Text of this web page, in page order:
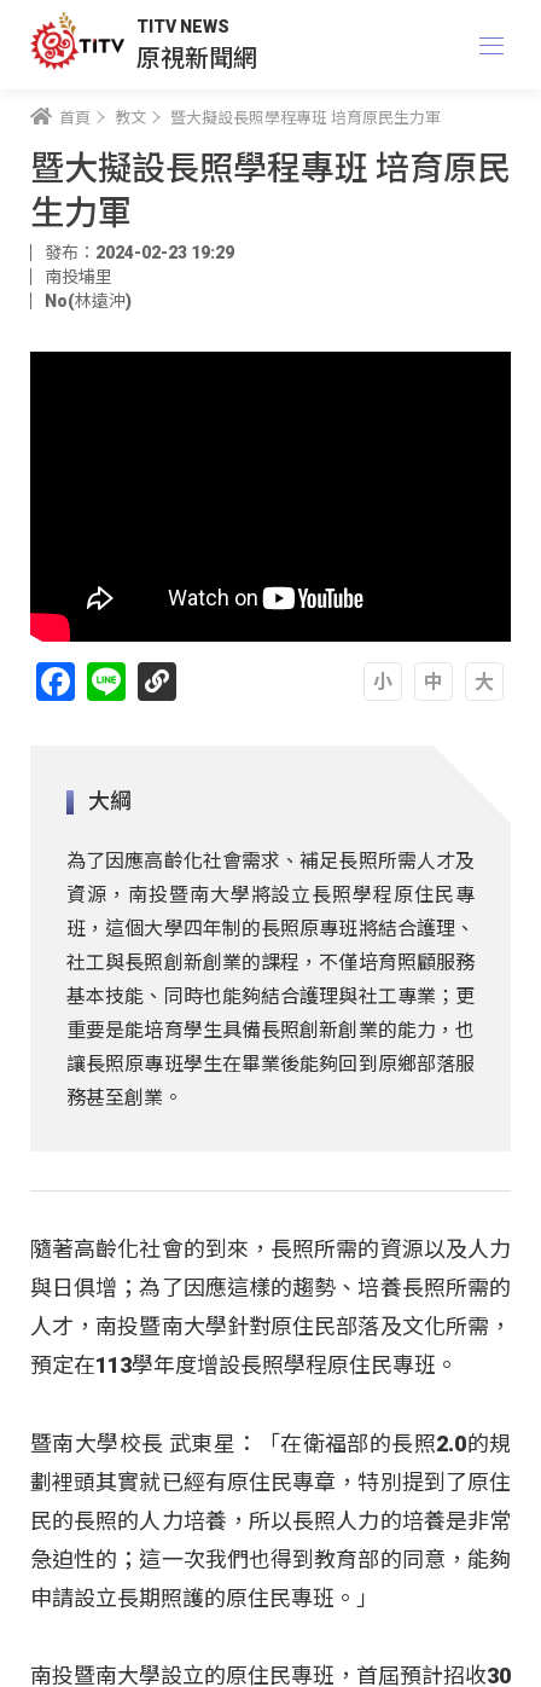
TITV NEWS
原視新聞網
首頁 教文 暨大擬設長照學程專班 培育原民生力軍
暨大擬設長照學程專班 培育原民
生力軍
發布：2024-02-23 19:29
南投埔里
No(林遠沖)
Facebook
Line
大綱
為了因應高齡化社會需求、補足長照所需人才及
資源，南投暨南大學將設立長照學程原住民專
班，這個大學四年制的長照原專班將結合護理、
社工與長照創新創業的課程，不僅培育照顧服務
基本技能、同時也能夠結合護理與社工專業；更
重要是能培育學生具備長照創新創業的能力，也
讓長照原專班學生在畢業後能夠回到原鄉部落服
務甚至創業。
隨著高齡化社會的到來，長照所需的資源以及人力
與日俱增；為了因應這樣的趨勢、培養長照所需的
人才，南投暨南大學針對原住民部落及文化所需，
預定在113學年度增設長照學程原住民專班。
暨南大學校長 武東星：「在衛福部的長照2.0的規
劃裡頭其實就已經有原住民專章，特別提到了原住
民的長照的人力培養，所以長照人力的培養是非常
急迫性的；這一次我們也得到教育部的同意，能夠
申請設立長期照護的原住民專班。」
南投暨南大學設立的原住民專班，首屆預計招收30